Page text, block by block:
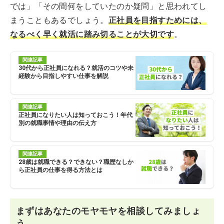
では」「その間何をしていたのか疑問」と思われてし
まうこともあるでしょう。 正社員を目指すためには、
なるべく早く就活に踏み切ることが大切です。
関連記事
30代から正社員になれる？就活のコツや未
経験から目指しやすい仕事を解説
関連記事
正社員になりたい人は知っておこう！年代
別の就職事情や理由の伝え方
関連記事
28歳は就職できる？できない？職歴なしか
ら正社員の仕事を得る方法とは
まずはあなたのモヤモヤを相談してみましょ